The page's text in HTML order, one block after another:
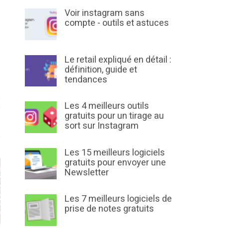
Voir instagram sans
compte - outils et astuces
Le retail expliqué en détail :
définition, guide et
tendances
Les 4 meilleurs outils
gratuits pour un tirage au
sort sur Instagram
Les 15 meilleurs logiciels
gratuits pour envoyer une
Newsletter
Les 7 meilleurs logiciels de
prise de notes gratuits